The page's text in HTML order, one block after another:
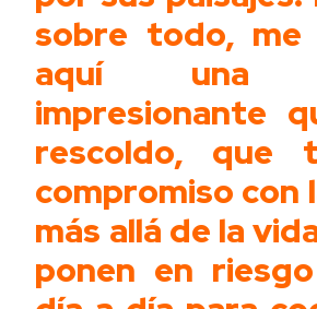
sobre todo, me
aquí una
impresionante
rescoldo, que
compromiso con
más allá de la
ponen en